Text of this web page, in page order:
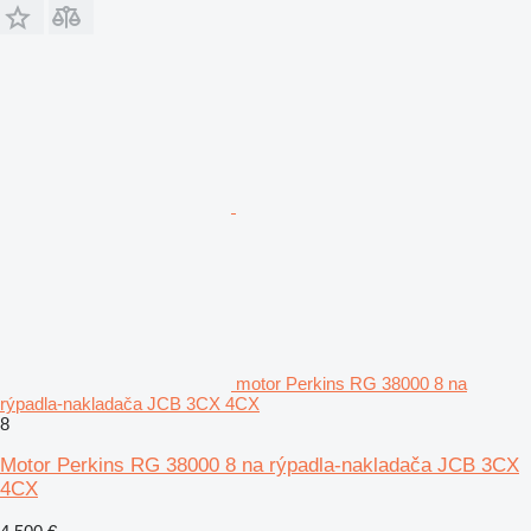
motor Perkins RG 38000 8 na
rýpadla-nakladača JCB 3CX 4CX
8
Motor Perkins RG 38000 8 na rýpadla-nakladača JCB 3CX
4CX